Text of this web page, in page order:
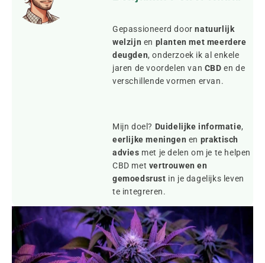
Gepassioneerd doornatuurlijk
welzijn en planten met meerdere
deugden, onderzoek ik al enkele
jaren de voordelen van CBD en de
verschillende vormen ervan.
Mijn doel? Duidelijke informatie,
eerlijke meningen en praktisch
advies met je delen om je te helpen
CBD met vertrouwen en
gemoedsrust in je dagelijks leven
te integreren.